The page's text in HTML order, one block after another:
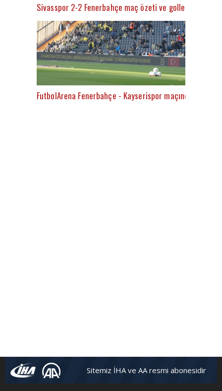
Sivasspor 2-2 Fenerbahçe maç özeti ve golleri (İZLE)
FutbolArena Fenerbahçe - Kayserispor maçında
Sitemiz İHA ve AA resmi abonesidir